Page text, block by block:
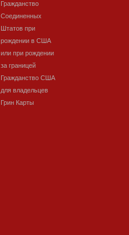
Гражданство
Соединенных
Штатов при
рождении в США
или при рождении
за границей
Гражданство США
для владельцев
Грин Карты